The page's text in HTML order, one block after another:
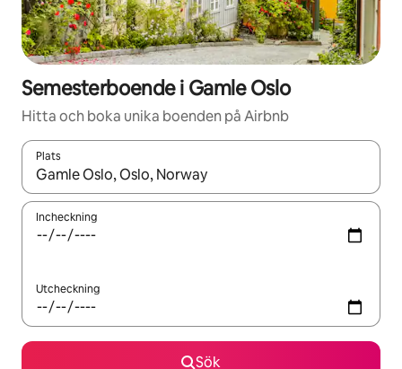
Semesterboende i Gamle Oslo
Hitta och boka unika boenden på Airbnb
Plats
När resultaten är tillgängliga kan du navigera med upp- och
Incheckning
Utcheckning
Sök